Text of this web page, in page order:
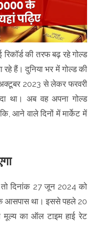
की तरफ बढ़ रहे गोल्ड
रहे हैं। दुनिया भर में गोल्ड की
अक्टूबर 2023 से लेकर फरवरी
था। अब वह अपना गोल्ड
आने वाले दिनों में मार्केट में
दिनांक 27 जून 2024 को
आसपास था। इससे पहले 20
का ऑल टाइम हाई रेट